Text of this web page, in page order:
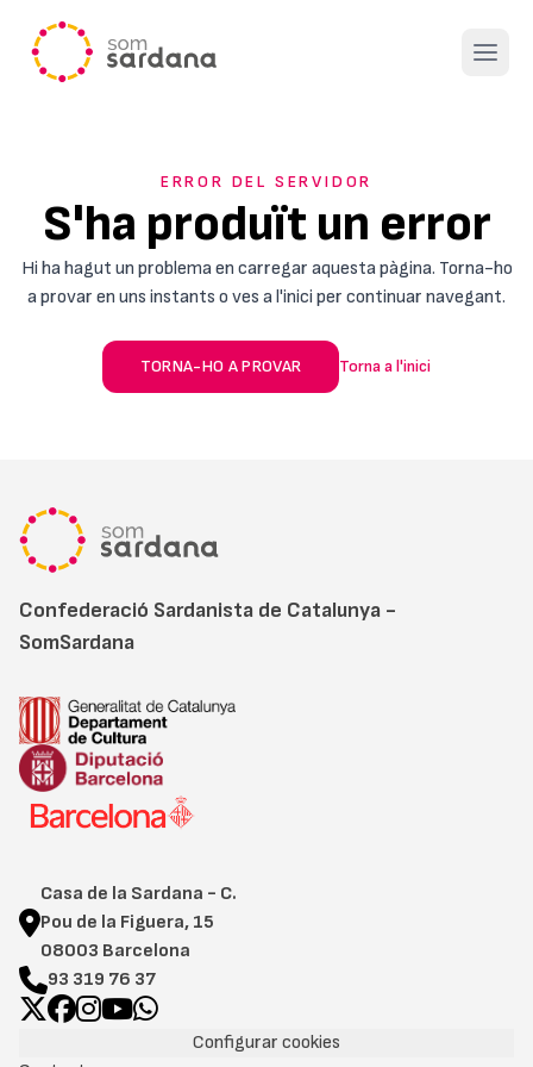
Open
ERROR DEL SERVIDOR
S'ha produït un error
Hi ha hagut un problema en carregar aquesta pàgina. Torna-ho
a provar en uns instants o ves a l'inici per continuar navegant.
TORNA-HO A PROVAR Torna a l'inici
Confederació Sardanista de Catalunya -
SomSardana
Casa de la Sardana - C.
Pou de la Figuera, 15
08003 Barcelona
93 319 76 37
Configurar cookies